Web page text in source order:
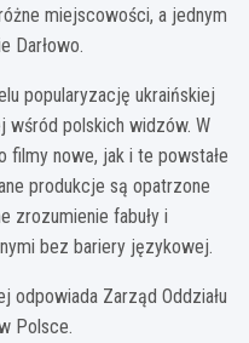
miejscowości, a jednym
Darłowo.
popularyzację ukraińskiej
wśród polskich widzów. W
filmy nowe, jak i te powstałe
produkcje są opatrzone
zrozumienie fabuły i
bez bariery językowej.
odpowiada Zarząd Oddziału
Polsce.